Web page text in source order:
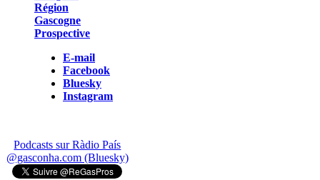
Région
Gascogne
Prospective
E-mail
Facebook
Bluesky
Instagram
Podcasts sur Ràdio País
@gasconha.com (Bluesky)